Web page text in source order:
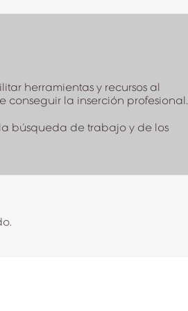
herramientas y recursos al
la inserción profesional.
búsqueda de trabajo y de los